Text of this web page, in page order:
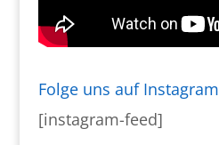
Folge uns auf Instagram
[instagram-feed]